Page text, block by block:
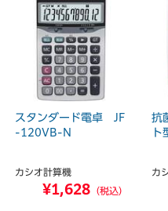
スタンダード電卓 JF
-120VB-N
カシオ計算機
¥1,628 （税込）
抗
カ